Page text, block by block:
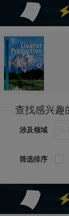

查找感兴趣
涉及领域
筛选排序